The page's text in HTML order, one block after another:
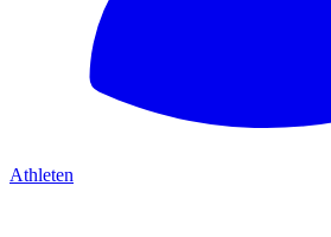
Athleten